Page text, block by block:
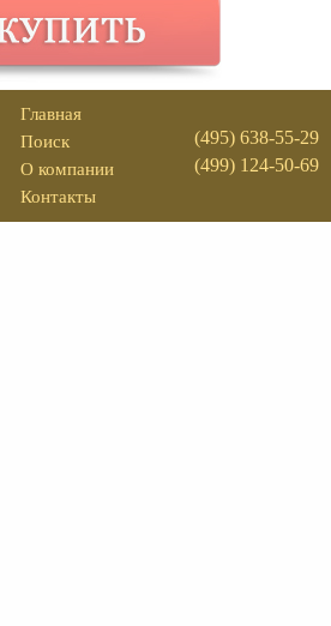
Главная
Поиск
О компании
Контакты
(495) 638-55-29
(499) 124-50-69